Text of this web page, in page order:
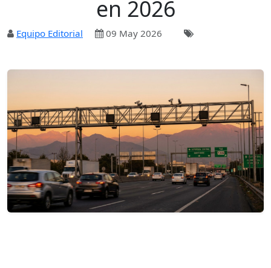
en 2026
Equipo Editorial 09 May 2026